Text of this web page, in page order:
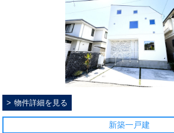
物件詳細を見る
新築一戸建